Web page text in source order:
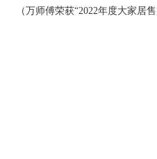
（万师傅荣获“2022年度大家居